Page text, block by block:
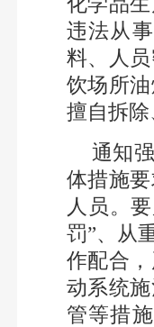
违法从
料、人
饮场所
擅自拆
通知
体措施
人员。
罚”、从
作配合
动系统
管等措